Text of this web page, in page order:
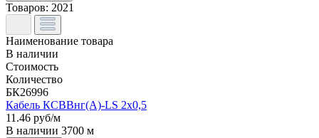
Товаров: 2021
Наименование товара
В наличии
Стоимость
Количество
БК26996
Кабель КСВВнг(A)-LS 2x0,5
11.46 руб/м
В наличии 3700 м